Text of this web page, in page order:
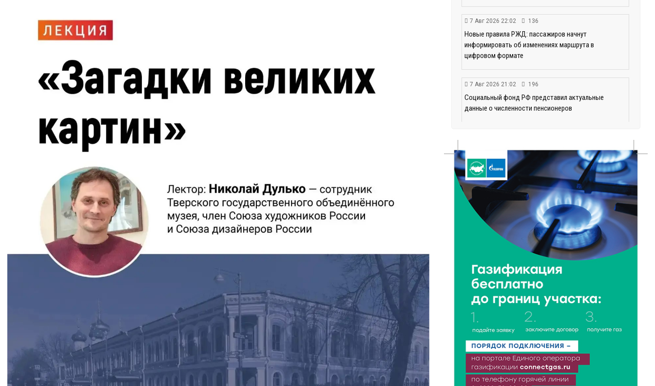
7 Авг 2026 22:02 136
Новые правила РЖД: пассажиров начнут
информировать об изменениях маршрута в
цифровом формате
7 Авг 2026 21:02 196
Социальный фонд РФ представил актуальные
данные о численности пенсионеров
Как питаться, чтобы мозг работал лучше:
рекомендации фитнес ‑ специалиста Александра
Семина
7 Авг 2026 19:02 199
Ботанические лаборатории в школах: Тверская
область запускает масштабный экопроект
419
В Ржеве чествовали работников строительной
отрасли
7 Авг 2026 18:10 117
Зарядка со стражем порядка объединила детей в
«Чайке»
7 Авг 2026 18:02 305
В Нило-Столобенской пустыни началась
реставрация фасада исторической